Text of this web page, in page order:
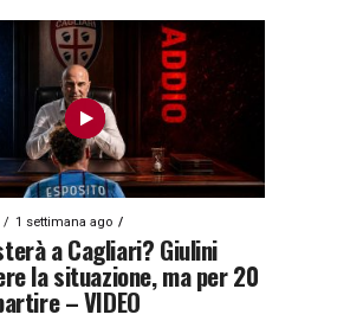
1 settimana ago
a Cagliari? Giulini
la situazione, ma per 20
– VIDEO